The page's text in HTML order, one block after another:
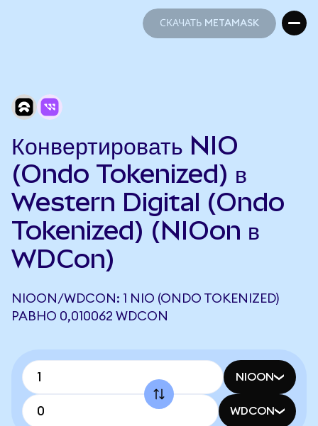
СКАЧАТЬ METAMASK
Конвертировать NIO
(Ondo Tokenized) в
Western Digital (Ondo
Tokenized) (NIOon в
WDCon)
NIOON/WDCON: 1 NIO (ONDO TOKENIZED)
РАВНО 0,010062 WDCON
NIOON
WDCON